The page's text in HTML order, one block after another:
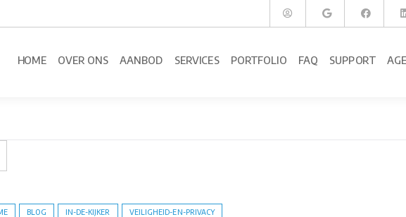
HOME OVER ONS AANBOD SERVICES PORTFOLIO FAQ SUPPORT
BLOG IN-DE-KIJKER VEILIGHEID-EN-PRIVACY